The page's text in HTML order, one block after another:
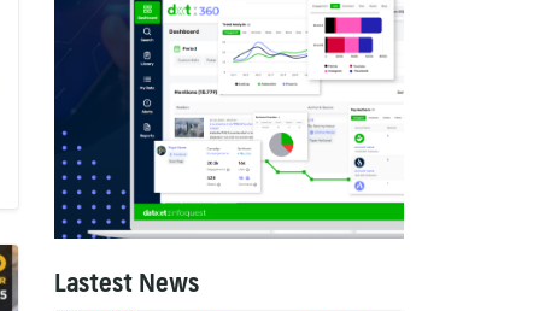
Lastest News